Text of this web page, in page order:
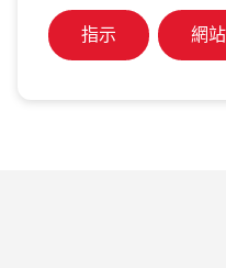
指示 網站